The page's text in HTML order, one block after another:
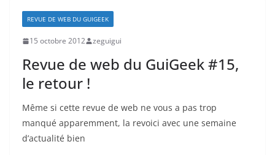
REVUE DE WEB DU GUIGEEK
15 octobre 2012 zeguigui
Revue de web du GuiGeek #15,
le retour !
Même si cette revue de web ne vous a pas trop
manqué apparemment, la revoici avec une semaine
d’actualité bien